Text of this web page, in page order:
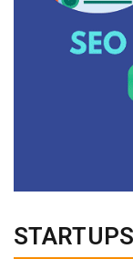
STARTUPS